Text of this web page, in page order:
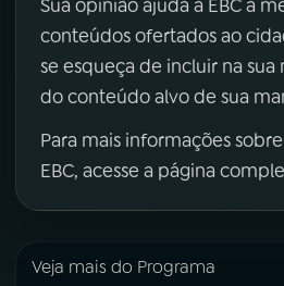
Sua opinião ajuda a EBC a
conteúdos ofertados ao
se esqueça de incluir na
do conteúdo alvo de sua
Para mais informações
EBC, acesse a página
Veja mais do Programa